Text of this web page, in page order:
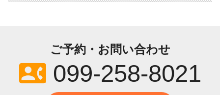
ご予約・お問い合わせ
contact_phone099-258-8021